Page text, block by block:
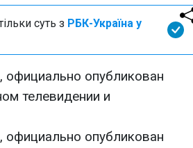
суть з РБК-Україна у
официально опубликован
телевидении и
официально опубликован